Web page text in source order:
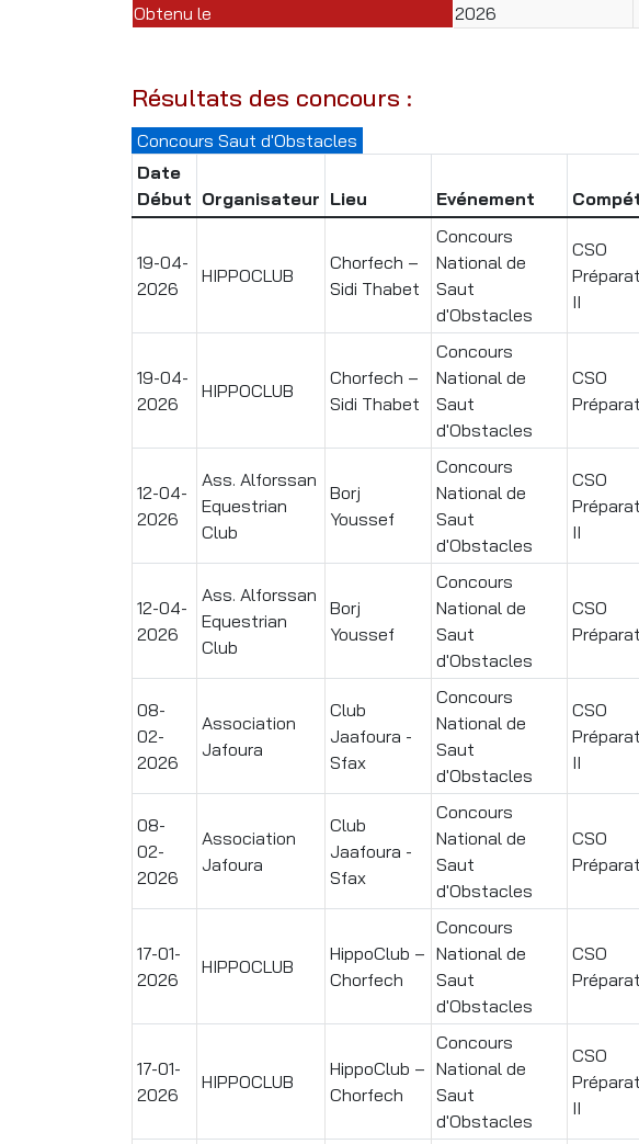
Obtenu le
2026
Résultats des concours :
Concours Saut d'Obstacles
Date
Début Organisateur Lieu Evénement
19-04-
2026
HIPPOCLUB
Chorfech –
Sidi Thabet
Concours
National de
Saut
d'Obstacles
CSO
II
19-04-
2026
HIPPOCLUB
Chorfech –
Sidi Thabet
Concours
National de
Saut
d'Obstacles
CSO
12-04-
2026
Ass. Alforssan
Equestrian
Club
Borj
Youssef
Concours
National de
Saut
d'Obstacles
CSO
II
12-04-
2026
Ass. Alforssan
Equestrian
Club
Borj
Youssef
Concours
National de
Saut
d'Obstacles
CSO
08-
02-
2026
Association
Jafoura
Club
Jaafoura -
Sfax
Concours
National de
Saut
d'Obstacles
CSO
II
08-
02-
2026
Association
Jafoura
Club
Jaafoura -
Sfax
Concours
National de
Saut
d'Obstacles
CSO
17-01-
2026
HIPPOCLUB
HippoClub –
Chorfech
Concours
National de
Saut
d'Obstacles
CSO
17-01-
2026
HIPPOCLUB
HippoClub –
Chorfech
Concours
National de
Saut
d'Obstacles
CSO
II